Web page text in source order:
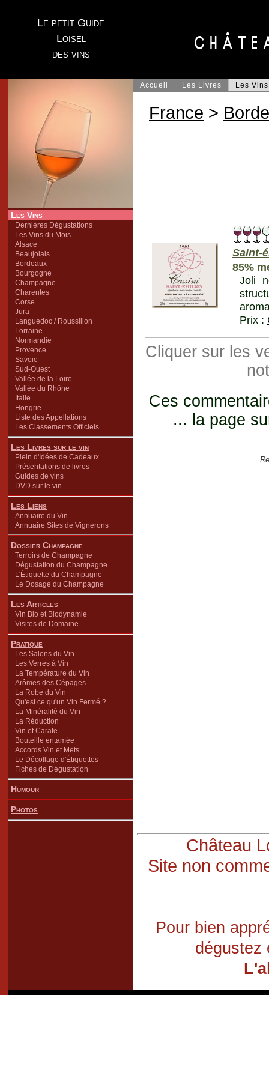
Le petit Guide
Loisel
des vins
Les Vins
Dernières Dégustations
Les Vins du Mois
Alsace
Beaujolais
Bordeaux
Bourgogne
Champagne
Charentes
Corse
Jura
Languedoc / Roussillon
Lorraine
Normandie
Provence
Savoie
Sud-Ouest
Vallée de la Loire
Vallée du Rhône
Italie
Hongrie
Liste des Appellations
Les Classements Officiels
Les Livres sur le vin
Plein d'Idées de Cadeaux
Présentations de livres
Guides de vins
DVD sur le vin
Les Liens
Annuaire du Vin
Annuaire Sites de Vignerons
Dossier Champagne
Terroirs de Champagne
Dégustation du Champagne
L'Étiquette du Champagne
Le Dosage du Champagne
Les Articles
Vin Bio et Biodynamie
Visites de Domaine
Pratique
Les Salons du Vin
Les Verres à Vin
La Température du Vin
Arômes des Cépages
La Robe du Vin
Qu'est ce qu'un Vin Fermé ?
La Minéralité du Vin
La Réduction
Vin et Carafe
Bouteille entamée
Accords Vin et Mets
Le Décollage d'Étiquettes
Fiches de Dégustation
Humour
Photos
Accueil Les Livres Les Vins
France >
Saint-
85%
Joli
Prix :
Cliquer sur les
Ces
... la page
Château
Site non
Pour bien
dégustez